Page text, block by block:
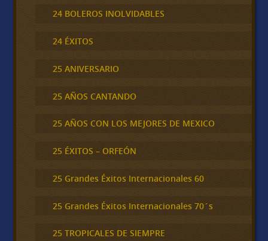
24 BOLEROS INOLVIDABLES
24 ÉXITOS
25 ANIVERSARIO
25 AÑOS CANTANDO
25 AÑOS CON LOS MEJORES DE MEXICO
25 ÉXITOS – ORFEÓN
25 Grandes Éxitos Internacionales 60
25 Grandes Éxitos Internacionales 70´s
25 TROPICALES DE SIEMPRE